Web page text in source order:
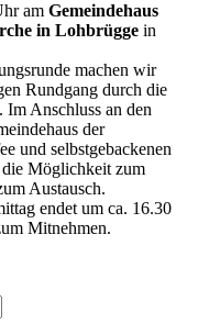
am Gemeindehaus
in Lohbrügge in
machen wir
Rundgang durch die
Anschluss an den
der
und selbstgebackenen
Möglichkeit zum
Austausch.
endet um ca. 16.30
Mitnehmen.